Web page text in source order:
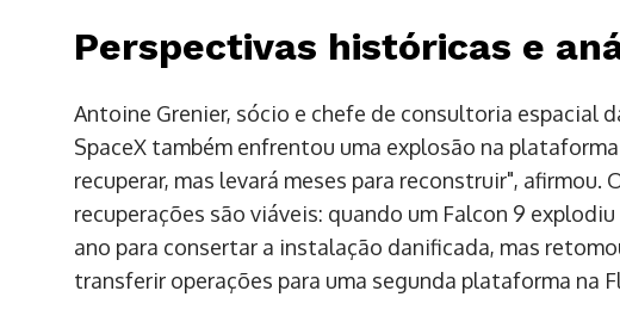
Perspectivas históricas e
Antoine Grenier, sócio e chefe de consultoria espacial
SpaceX também enfrentou uma explosão na
recuperar, mas levará meses para reconstruir",
recuperações são viáveis: quando um Falcon 9
ano para consertar a instalação danificada, mas
transferir operações para uma segunda plataforma na